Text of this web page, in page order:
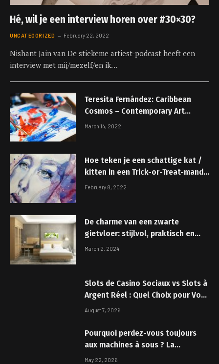
Hé, wil je een interview horen over #30×30?
UNCATEGORIZED February 22, 2022
Nishant Jain van De stiekeme artiest-podcast heeft een
interview met mij/mezelf/en ik…
Teresita Fernández: Caribbean
Cosmos – Contemporary Art
Society
March 14, 2022
Hoe teken je een schattige kat /
kitten in een Trick-or-Treat-mand
met pompoen Eenvoudige stappen
February 8, 2022
De charme van een zwarte
gietvloer: stijlvol, praktisch en
tijdloos
March 2, 2024
Slots de Casino Sociaux vs Slots à
Argent Réel : Quel Choix pour Vous
?
August 7, 2026
Pourquoi perdez-vous toujours
aux machines à sous ? La
psychologie derrière le spin
May 22, 2026